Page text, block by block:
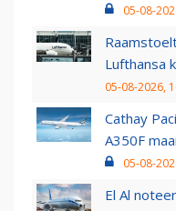
05-08-
Lufthansa
05-08-2026,
Cathay
A350F
05-08-
El Al